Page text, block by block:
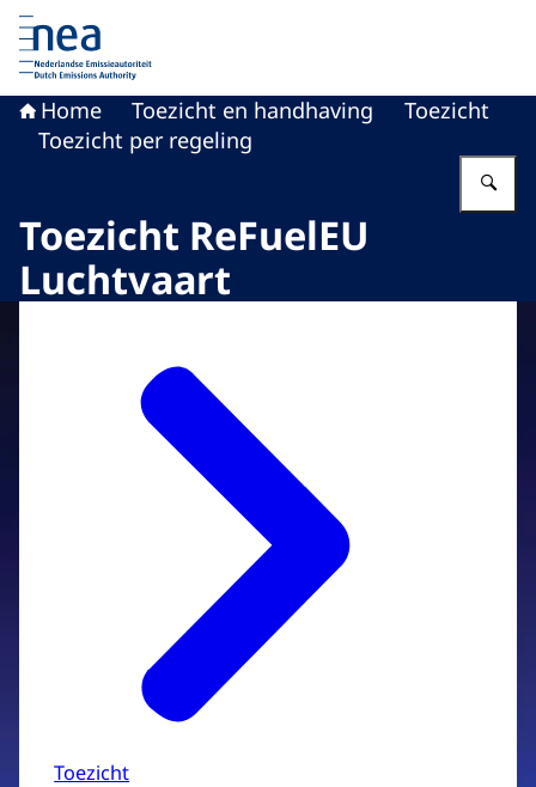
Naar de homepage van Nederlandse Emissieautoriteit
Home Toezicht en handhaving
Toezicht
Toezicht per regeling
Toezicht ReFuelEU
Luchtvaart
Toezicht